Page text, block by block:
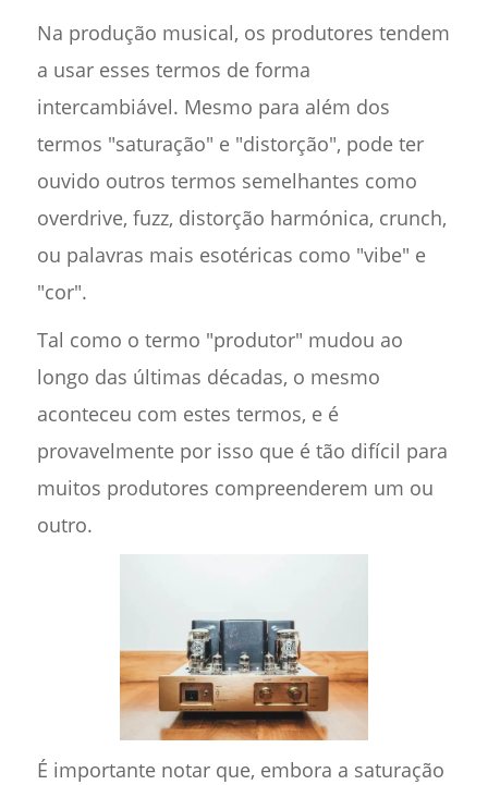
Na produção musical, os produtores tendem
a usar esses termos de forma
intercambiável. Mesmo para além dos
termos "saturação" e "distorção", pode ter
ouvido outros termos semelhantes como
overdrive, fuzz, distorção harmónica, crunch,
ou palavras mais esotéricas como "vibe" e
"cor".
Tal como o termo "produtor" mudou ao
longo das últimas décadas, o mesmo
aconteceu com estes termos, e é
provavelmente por isso que é tão difícil para
muitos produtores compreenderem um ou
outro.
É importante notar que, embora a saturação